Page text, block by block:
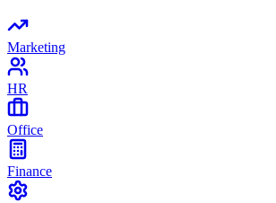
Marketing
HR
Office
Finance